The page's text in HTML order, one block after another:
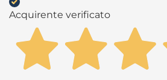
Acquirente verificato